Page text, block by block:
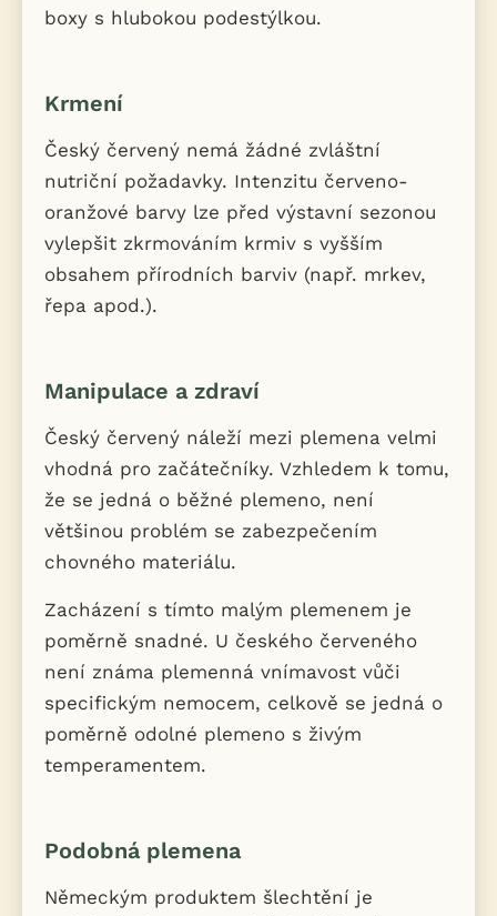
boxy s hlubokou podestýlkou.
Krmení
Český červený nemá žádné zvláštní
nutriční požadavky. Intenzitu červeno-
oranžové barvy lze před výstavní sezonou
vylepšit zkrmováním krmiv s vyšším
obsahem přírodních barviv (např. mrkev,
řepa apod.).
Manipulace a zdraví
Český červený náleží mezi plemena velmi
vhodná pro začátečníky. Vzhledem k tomu,
že se jedná o běžné plemeno, není
většinou problém se zabezpečením
chovného materiálu.
Zacházení s tímto malým plemenem je
poměrně snadné. U českého červeného
není známa plemenná vnímavost vůči
specifickým nemocem, celkově se jedná o
poměrně odolné plemeno s živým
temperamentem.
Podobná plemena
Německým produktem šlechtění je